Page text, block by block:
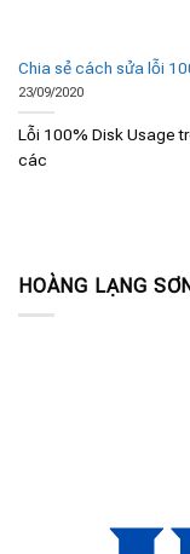
Chia sẻ cách sửa lỗi
23/09/2020
Lỗi 100% Disk Usage
các
HOÀNG LẠNG